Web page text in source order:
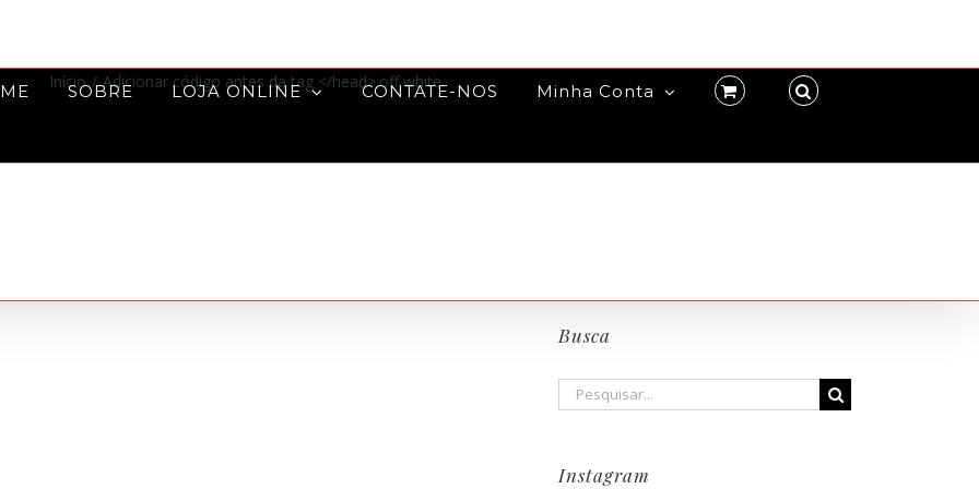
SOBRE LOJA ONLINE CONTATE-NOS Minha Conta
Início / Adicionar código antes da tag </head>.off white
Busca
Buscar
Instagram